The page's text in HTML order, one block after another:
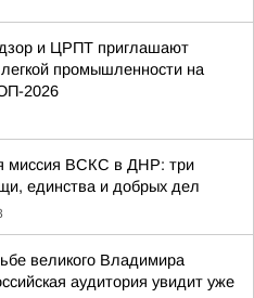
и ЦРПТ приглашают
промышленности на
2026
миссия ВСКС в ДНР: три
единства и добрых дел
великого Владимира
аудитория увидит уже